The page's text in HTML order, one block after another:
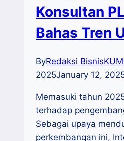
Konsultan
Bahas Tren
ByRedaksi
2025January 12,
Memasuki tahun
terhadap
Sebagai upaya
perkembangan ini,